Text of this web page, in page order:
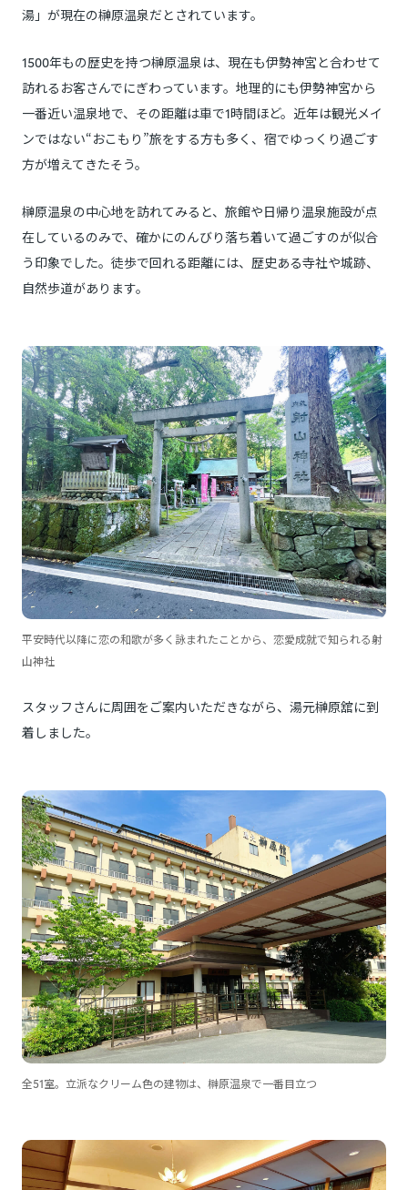
湯」が現在の榊原温泉だとされています。
1500年もの歴史を持つ榊原温泉は、現在も伊勢神宮と合わせて
訪れるお客さんでにぎわっています。地理的にも伊勢神宮から
一番近い温泉地で、その距離は車で1時間ほど。近年は観光メイ
ンではない“おこもり”旅をする方も多く、宿でゆっくり過ごす
方が増えてきたそう。
榊原温泉の中心地を訪れてみると、旅館や日帰り温泉施設が点
在しているのみで、確かにのんびり落ち着いて過ごすのが似合
う印象でした。徒歩で回れる距離には、歴史ある寺社や城跡、
自然歩道があります。
平安時代以降に恋の和歌が多く詠まれたことから、恋愛成就で知られる射
山神社
スタッフさんに周囲をご案内いただきながら、湯元榊原舘に到
着しました。
全51室。立派なクリーム色の建物は、榊原温泉で一番目立つ